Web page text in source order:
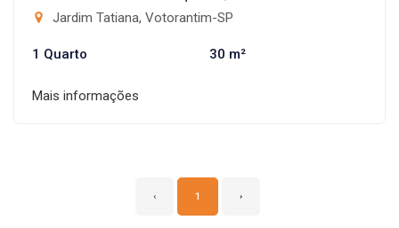
Jardim Tatiana, Votorantim-SP
1 Quarto 30 m²
Mais informações
‹ 1 ›